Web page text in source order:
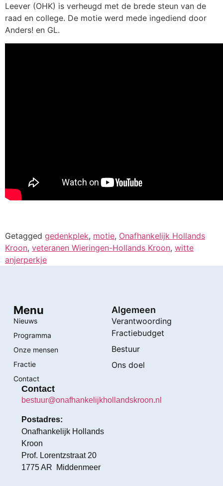
Leever (OHK) is verheugd met de brede steun van de
raad en college. De motie werd mede ingediend door
Anders! en GL.
Getagged gedenkplek, motie, Onafhankelijk Hollands
Kroon, veteranen Wieringen-Hollands Kroon, witte
anjerperkje
Menu
Nieuws
Programma
Onze mensen
Fractie
Contact
Algemeen
Verantwoording
Fractiebudget
Bestuur
Ons doel
Contact
bestuur@onafhankelijkhollandskroon.nl
Postadres:
Onafhankelijk Hollands
Kroon
Prof. Lorentzstraat 20
1775 AR Middenmeer